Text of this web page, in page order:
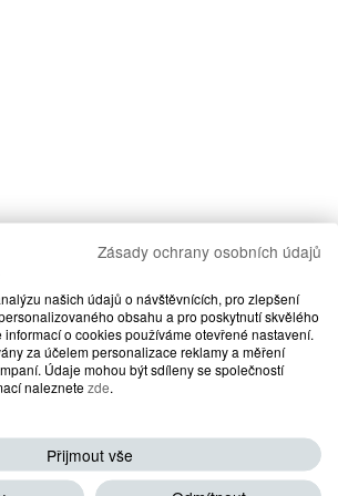
Zásady ochrany osobních údajů
našich údajů o návštěvnících, pro zlepšení
obsahu a pro poskytnutí skvělého
o cookies používáme otevřené nastavení.
za účelem personalizace reklamy a měření
Údaje mohou být sdíleny se společností
naleznetezde
Přijmout vše